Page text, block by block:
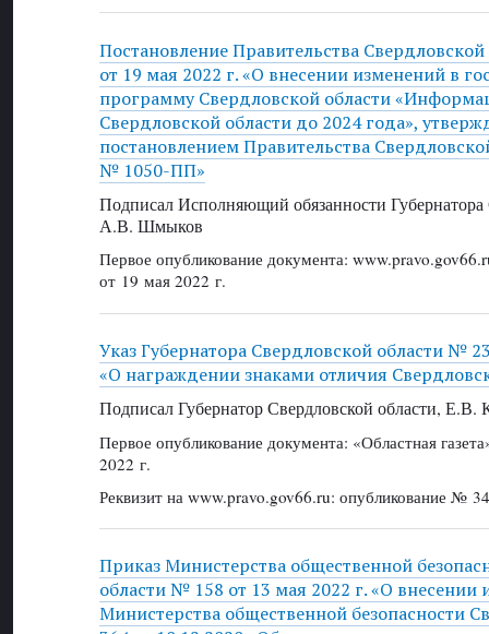
Постановление Правительства
от 19 мая 2022 г. «О внесении изменений в
программу Свердловской области
Свердловской области до 2024 года»,
постановлением Правительства
№ 1050-ПП»
Подписал Исполняющий обязанности Губернатора
А.В. Шмыков
Первое опубликование документа:
от 19 мая 2022 г.
Указ Губернатора Свердловской области №
«О награждении знаками отличия
Подписал Губернатор Свердловской области, Е.В.
Первое опубликование документа: «Областная
2022 г.
Реквизит на www.pravo.gov66.ru: опубликование №
Приказ Министерства общественной
области № 158 от 13 мая 2022 г. «О внесении
Министерства общественной безопасности